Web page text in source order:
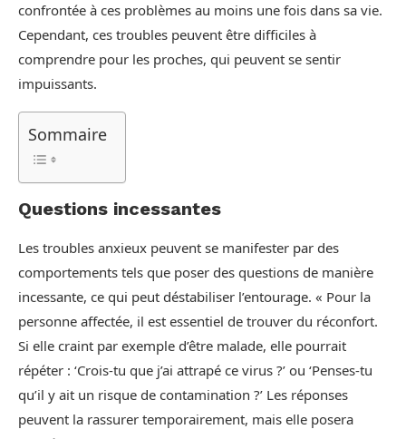
confrontée à ces problèmes au moins une fois dans sa vie.
Cependant, ces troubles peuvent être difficiles à
comprendre pour les proches, qui peuvent se sentir
impuissants.
Sommaire
Questions incessantes
Les troubles anxieux peuvent se manifester par des
comportements tels que poser des questions de manière
incessante, ce qui peut déstabiliser l’entourage. « Pour la
personne affectée, il est essentiel de trouver du réconfort.
Si elle craint par exemple d’être malade, elle pourrait
répéter : ‘Crois-tu que j’ai attrapé ce virus ?’ ou ‘Penses-tu
qu’il y ait un risque de contamination ?’ Les réponses
peuvent la rassurer temporairement, mais elle posera